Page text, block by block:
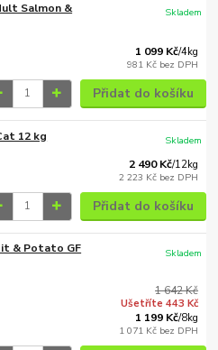
Salmon &
1 099 Kč/4kg
981 Kč bez DPH
Skladem
Přidat do košíku
12 kg
2 490 Kč/12kg
2 223 Kč bez DPH
Skladem
Přidat do košíku
& Potato GF
1 642 Kč
Ušetříte 443 Kč
1 199 Kč/8kg
1 071 Kč bez DPH
Skladem